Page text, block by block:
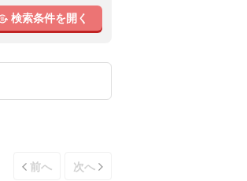
検索条件を開く
前へ 次へ